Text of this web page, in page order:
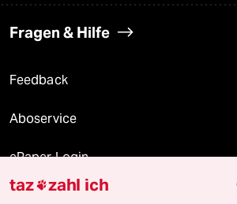
Fragen & Hilfe
Feedback
Aboservice
ePaper Login
Downloads für Abonnierende
taz zahl ich